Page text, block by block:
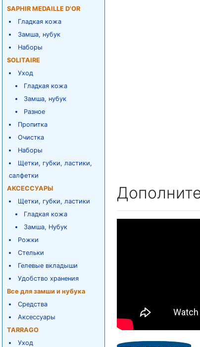
SAPHIR MEDAILLE D'OR
Гладкая кожа
Замша, нубук
Наборы
SOLITAIRE
Уход
Гладкая кожа
Замша, нубук
Разное
Пропитка
Очистка
Наборы
Щетки, губки, ластики,
салфетки
АКСЕССУАРЫ
Щетки, губки, ластики
Гладкая кожа
Замша, Нубук
Рожки
Стельки
Гелевые вкладыши
Удобство хранения
Все для замши и нубука
Средства
Аксессуары
TARRAGO
Уход